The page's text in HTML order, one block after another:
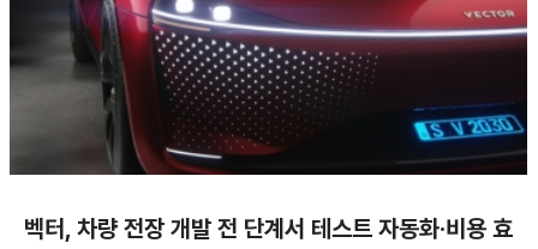
벡터, 차량 전장 개발 전 단계서 테스트 자동화·비용 효